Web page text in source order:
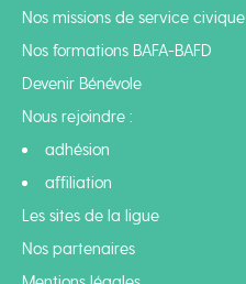
Nos missions de service civique
Nos formations BAFA-BAFD
Devenir Bénévole
Nous rejoindre :
adhésion
affiliation
Les sites de la ligue
Nos partenaires